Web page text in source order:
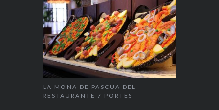
LA MONA DE PASCUA DEL
RESTAURANTE 7 PORTES